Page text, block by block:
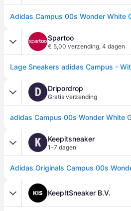
Spartoo
€ 5,00 verzending, 4 dagen
D Dripordrop
Gratis verzending
adidas Campus 00s Wonder White
K Keepitsneaker
1-7 dagen
KeepItSneaker B.V.